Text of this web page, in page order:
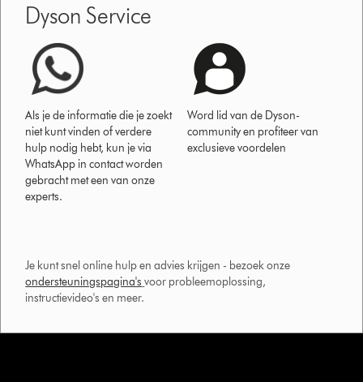
Dyson Service
Als je de informatie die je zoekt
niet kunt vinden of verdere
hulp nodig hebt, kun je via
WhatsApp in contact worden
gebracht met een van onze
experts.
Word lid van de Dyson-
community en profiteer van
exclusieve voordelen
Je kunt snel online hulp en advies krijgen - bezoek onze
ondersteuningspagina's voor probleemoplossing,
instructievideo's en meer.